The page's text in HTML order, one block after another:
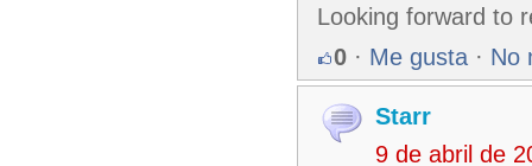
Looking forward to
0 · Me gusta · No
Starr
9 de abril de